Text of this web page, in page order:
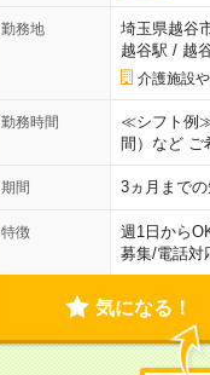
勤務地
埼玉県越谷
越谷駅 / 越
介護施設
勤務時間
≪シフト例≫
間）など ご
期間 3ヵ月まで
特徴 週1日から
募集/電話対
気になる！